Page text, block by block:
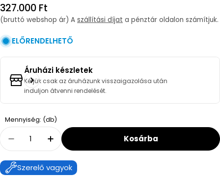
Regular
price
327.000 Ft
(bruttó webshop ár) A szállítási díjat a pénztár oldalon számítjuk.
ELŐRENDELHETŐ
Áruházi készletek
Kérjük csak az áruházunk visszaigazolása után
induljon átvenni rendelését.
Mennyiség: (db)Quantity
Decrease Quantity For Radaway Idea Gold
Increase Quantity For Radaway
Kosárba
Szerelő vagyok